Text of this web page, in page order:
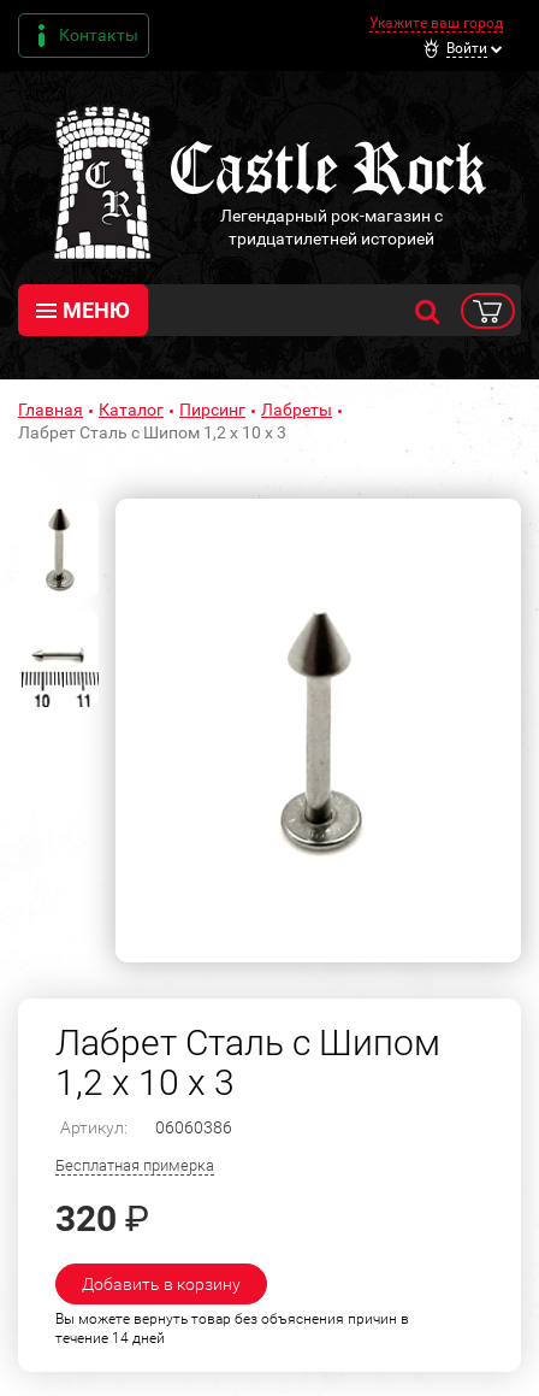
Контакты
Укажите ваш город
Войти
Легендарный рок-магазин с
тридцатилетней историей
МЕНЮ
Главная Каталог Пирсинг
Лабреты
Лабрет Сталь с Шипом 1,2 х 10 х 3
Лабрет Сталь с Шипом
1,2 х 10 х 3
Артикул: 06060386
Бесплатная примерка
320 ₽
Добавить в корзину
Вы можете вернуть товар без объяснения причин в
течение 14 дней